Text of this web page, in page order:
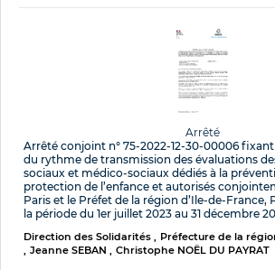
Arrêté
Arrêté conjoint n° 75-2022-12-30-00006
du rythme de transmission des évaluations
sociaux et médico-sociaux dédiés à la
protection de l’enfance et autorisés
Paris et le Préfet de la région d’Ile-de-France,
la période du 1er juillet 2023 au 31 décembre
Direction des Solidarités
Préfecture de la
Jeanne SEBAN
Christophe NOËL DU PAYRAT